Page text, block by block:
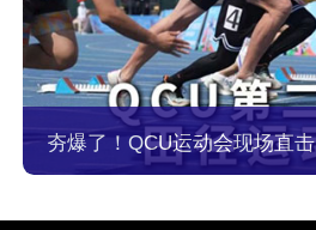
夯爆了！QCU运动会现场直击